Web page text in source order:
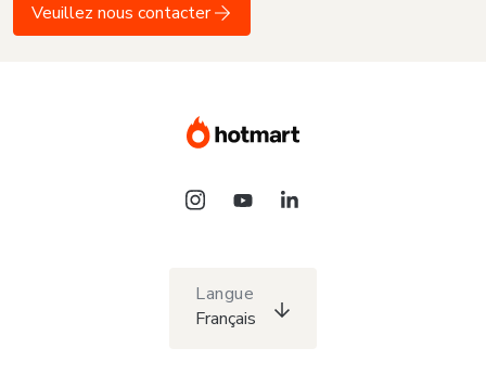
Veuillez nous contacter
Langue
Français